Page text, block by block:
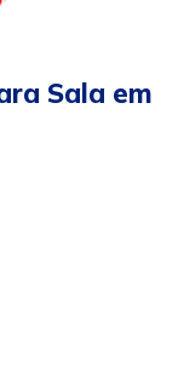
Sala em